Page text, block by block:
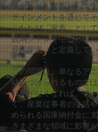
私たちは、家畜として
テインメントを通じて
ふたたび「家畜」とし
競馬ファンを中心とし
退馬問題」と定義してい
この問題は、単なるア
結論づけられるものでは
競馬がなくなれば、フ
く、産業従事者の生活
められる国庫納付金に
さまざまな領域に影響が